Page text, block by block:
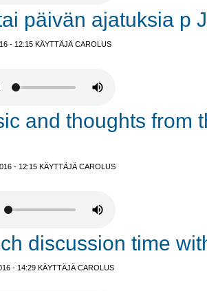
päivän ajatuksia p
- 12:15 KÄYTTÄJÄ CAROLUS
and thoughts from
- 12:15 KÄYTTÄJÄ CAROLUS
discussion time
- 14:29 KÄYTTÄJÄ CAROLUS